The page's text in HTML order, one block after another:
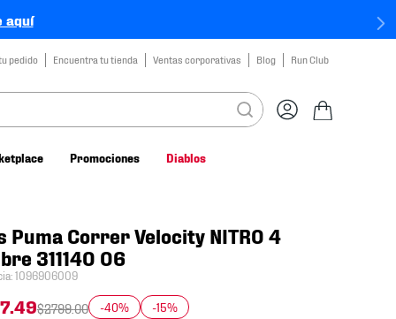
aquí
pedido Encuentra tu tienda Ventas corporativas Blog Run Club
Promociones Diablos
Puma Correr Velocity NITRO 4
311140 06
:1096906009
.49$2799.00 -40% -15%